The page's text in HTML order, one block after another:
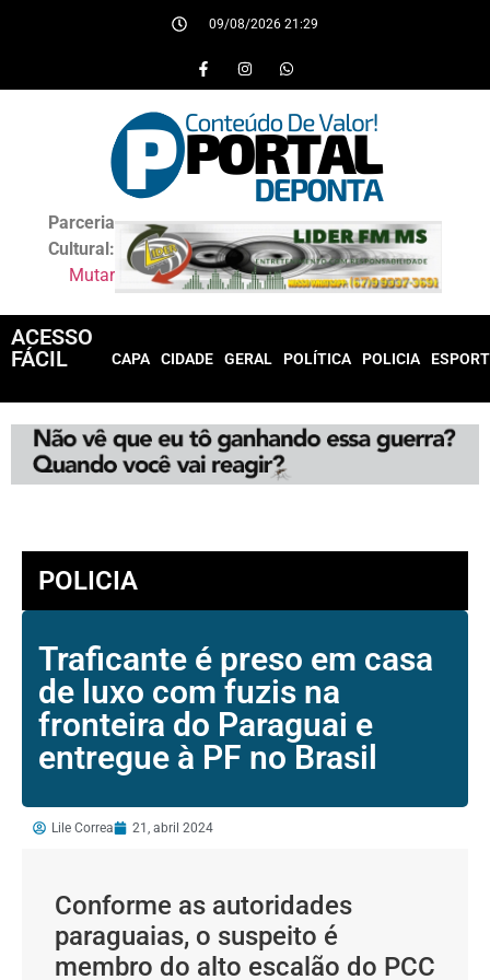
09/08/2026 21:29
Parceria
Cultural:
Mutar
ACESSO
FÁCIL
CAPA CIDADE GERAL POLÍTICA POLICIA
POLICIA
Traficante é preso em casa
de luxo com fuzis na
fronteira do Paraguai e
entregue à PF no Brasil
Lile Correa 21, abril 2024
Conforme as autoridades
paraguaias, o suspeito é
membro do alto escalão do PCC